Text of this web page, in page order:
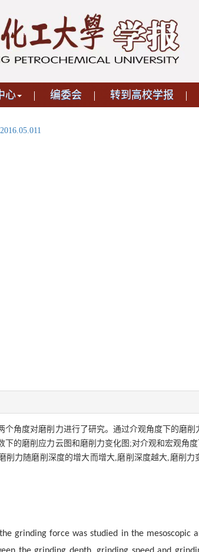
心 编委会 转到高校学报
个角度对磨削力进行了研究。通过介观角度下的磨削
的磨削应力云图和磨削力变化图;对介观和宏观角
力随磨削深度的增大而增大,磨削深度越大,磨削力
grinding force was studied in the mesoscopic